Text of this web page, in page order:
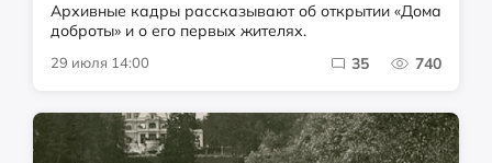
Архивные кадры рассказывают об открытии «Дома
доброты» и о его первых жителях.
29 июля 14:00 35 740